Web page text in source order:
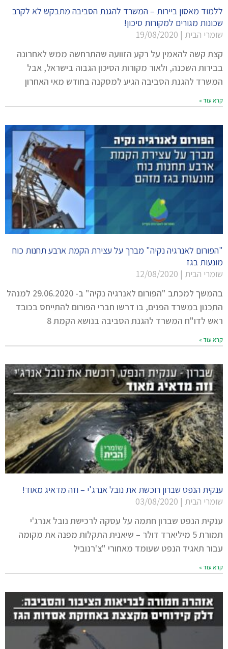
ללמוד מאסון ביירות – המשרד להגנת הסביבה מתבקש לא לקרב
שכונות מגורים למקורות סיכון!
שומרי הבית
קצת קשה להאמין על רקע הזוועה שהתרחשה ממש לאחרונה
בבירות השכנה, ולאור מקורות הסיכון הגבוה בישראל, אבל
המשרד להגנת הסביבה הגיע למסקנה בחודש מאי האחרון
קרא עוד »
"הפורום לאנרגיה נקיה" מברך על עצירת הקמת ארבע תחנות כוח
מונעות בגז
שומרי הבית
בהמשך למכתב "הפורום לאנרגיה נקיה" ב- 29.06.2020 למנהל
התכנון במשרד הפנים, בו דרשו חברי הפורום להתייחס בכובד
ראש לדו"ח המשרד להגנת הסביבה בנושא הקמת 8
קרא עוד »
ענקית הנפט שברון רוכשת את נובל אנרג'י – וזה מדאיג מאוד!
שומרי הבית
ענקית הנפט שברון חתמה על עסקה לרכישת נובל אנרג'י
תמורת 5 מיליארד דולר – שיאנית התקלות מפנה את מקומה
עבור תאגיד הנפט שעומד מאחורי "צ'רנוביל
קרא עוד »